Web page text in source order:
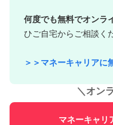
何度でも無料でオンラ
ひご自宅からご相談く
＞＞マネーキャリアに
＼ オン
マネーキャリ